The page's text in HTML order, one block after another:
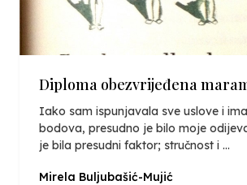
Diploma obezvrijeđena
Iako sam ispunjavala sve uslove i
bodova, presudno je bilo moje
je bila presudni faktor; stručnost i ...
Mirela Buljubašić-Mujić